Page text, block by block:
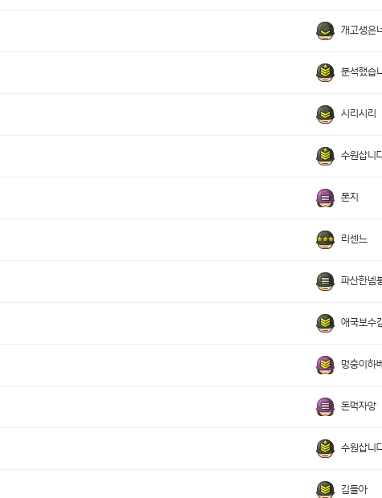
개고생은
분석했습
시리시리
수원삽니
폰지
리센느
파산한넴
애국보수
멍충이하
돈먹자앙
수원삽니
김들아